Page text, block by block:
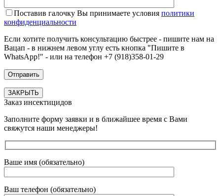
Поставив галочку Вы принимаете условия политики
конфиденциальности
Если хотите получить консультацию быстрее - пишите нам на
Вацап - в нижнем левом углу есть кнопка "Пишите в
WhatsApp!" - или на телефон +7 (918)358-01-29
ЗАКРЫТЬ
Заказ инсектицидов
Заполните форму заявки и в ближайшее время с Вами
свяжутся наши менеджеры!
Ваше имя (обязательно)
Ваш телефон (обязательно)